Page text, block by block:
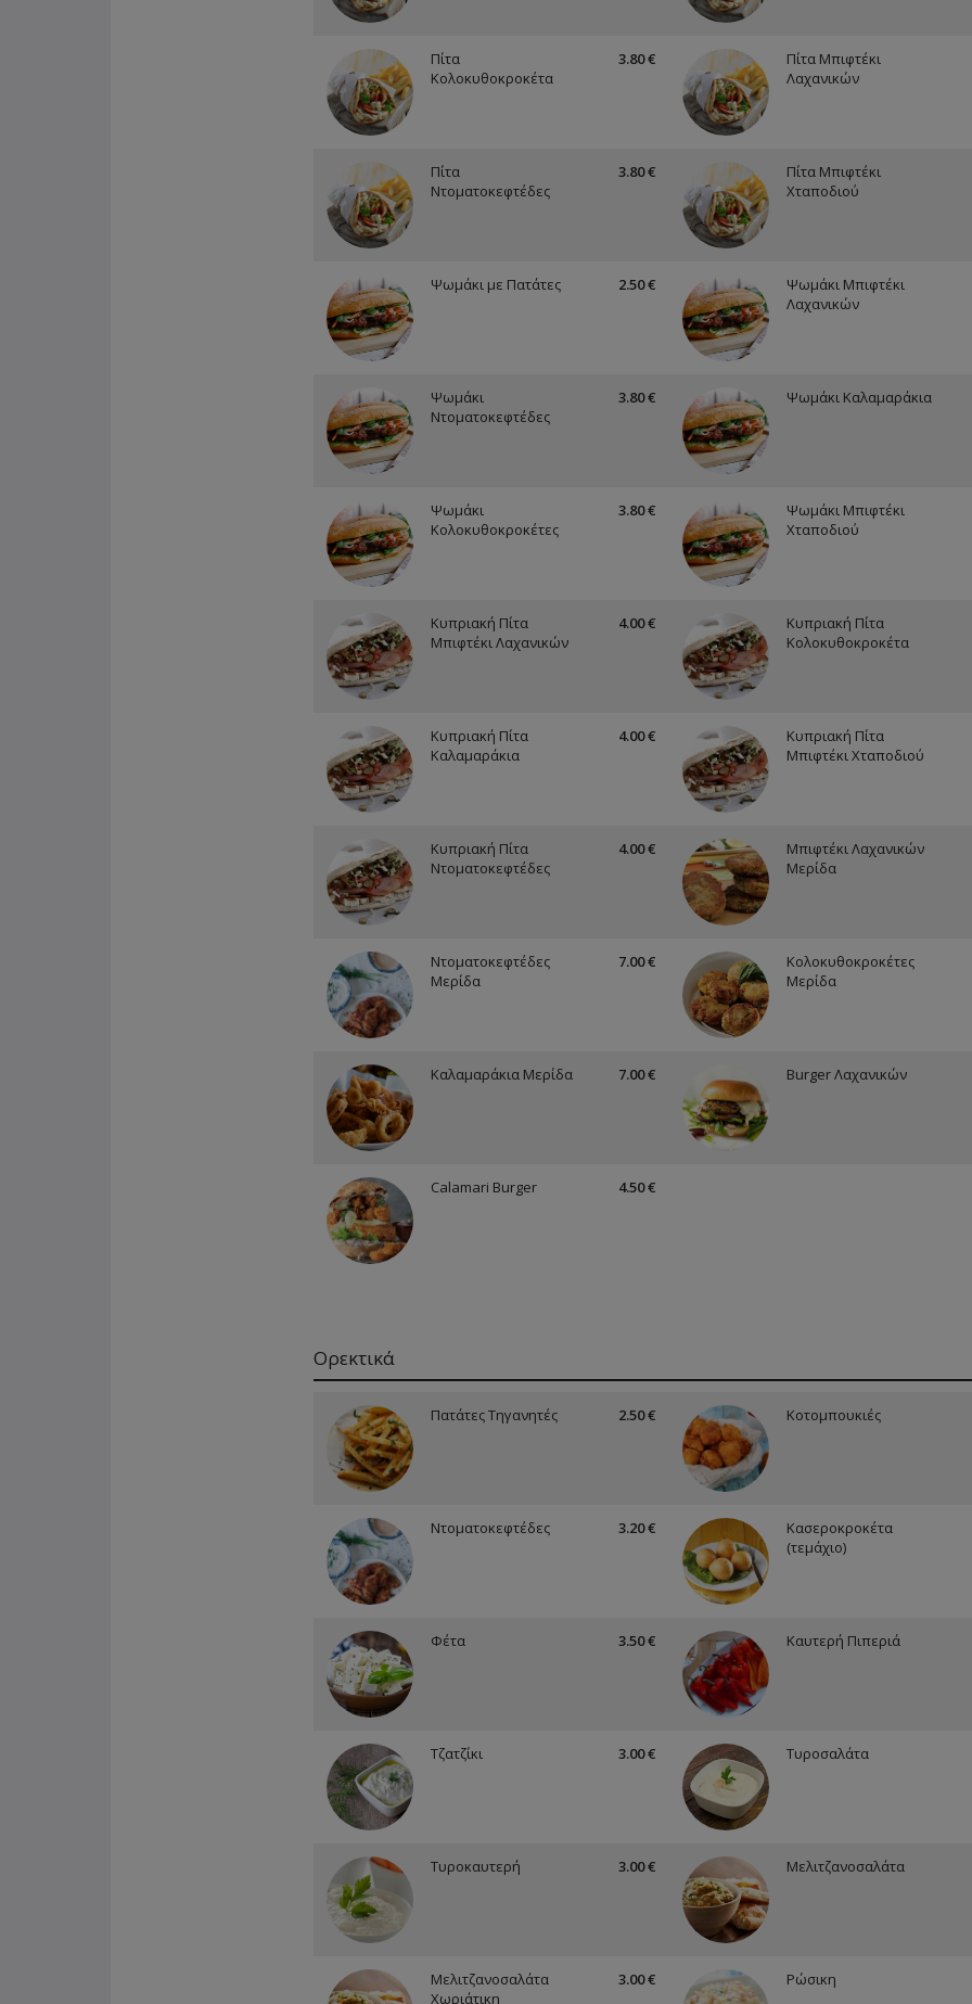
Πίτα
Κολοκυθοκροκέτα
3.80 €
Πίτα Μπιφτέκι
Λαχανικών
Πίτα
Ντοματοκεφτέδες
3.80 €
Πίτα Μπιφτέκι
Χταποδιού
Ψωμάκι με Πατάτες 2.50 €
Ψωμάκι Μπιφτέκι
Λαχανικών
Ψωμάκι
Ντοματοκεφτέδες
3.80 € Ψωμάκι Καλαμαράκια
Ψωμάκι
Κολοκυθοκροκέτες
3.80 €
Ψωμάκι Μπιφτέκι
Χταποδιού
Κυπριακή Πίτα
Μπιφτέκι Λαχανικών
4.00 €
Κυπριακή Πίτα
Κολοκυθοκροκέτα
Κυπριακή Πίτα
Καλαμαράκια
4.00 €
Κυπριακή Πίτα
Μπιφτέκι Χταποδιού
Κυπριακή Πίτα
Ντοματοκεφτέδες
4.00 €
Μπιφτέκι Λαχανικών
Μερίδα
Ντοματοκεφτέδες
Μερίδα
7.00 €
Κολοκυθοκροκέτες
Μερίδα
Καλαμαράκια Μερίδα 7.00 € Burger Λαχανικών
Calamari Burger 4.50 €
Ορεκτικά
Πατάτες Τηγανητές 2.50 € Κοτομπουκιές
Ντοματοκεφτέδες 3.20 €
Κασεροκροκέτα
(τεμάχιο)
Φέτα 3.50 € Καυτερή Πιπεριά
Τζατζίκι 3.00 € Τυροσαλάτα
Τυροκαυτερή 3.00 € Μελιτζανοσαλάτα
Μελιτζανοσαλάτα
Χωριάτικη
3.00 € Ρώσικη